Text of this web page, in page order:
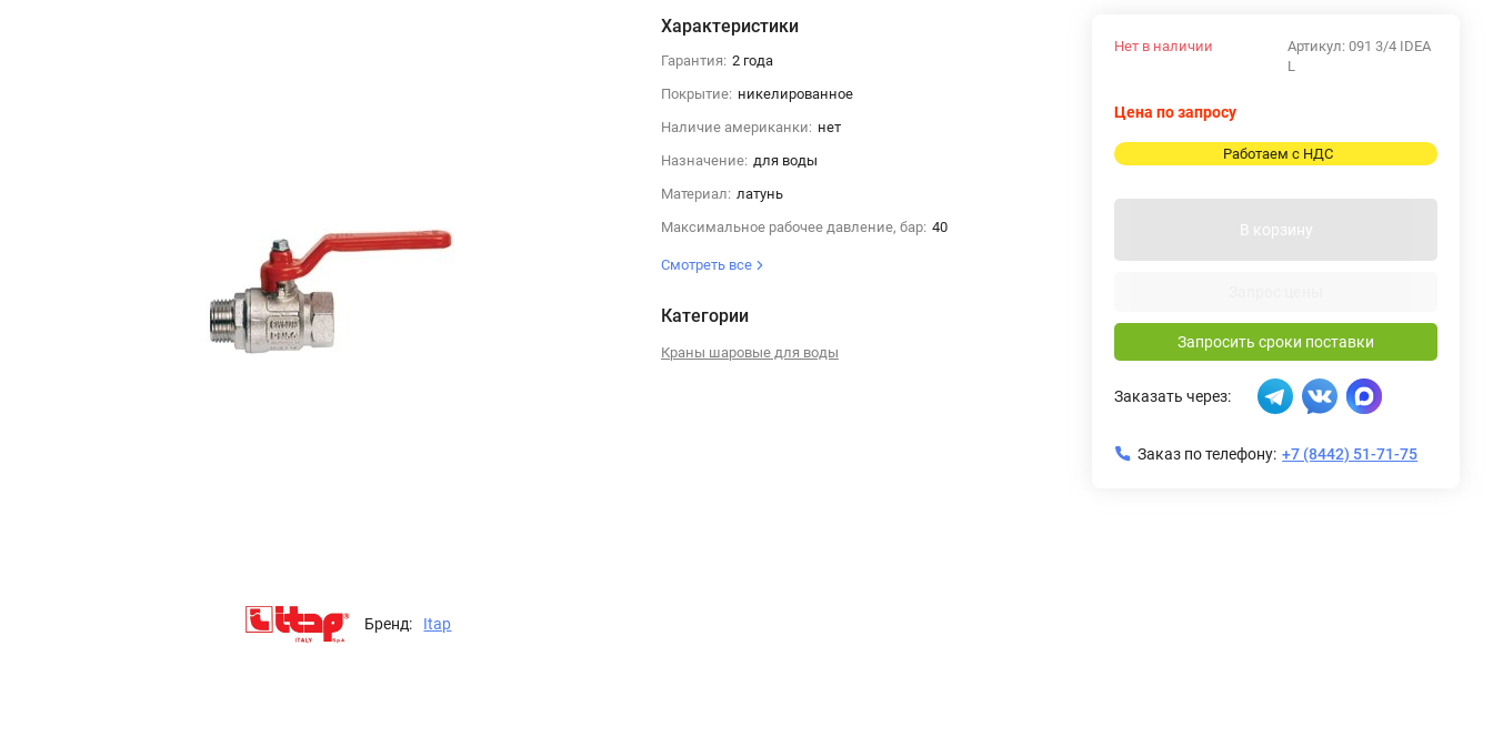
Бренд: Itap
Характеристики
Гарантия: 2 года
Покрытие: никелированное
Наличие американки: нет
Назначение: для воды
Материал: латунь
Максимальное рабочее давление, бар: 40
Смотреть все
Категории
Краны шаровые для воды
Артикул: 091 3/4 IDEA
L
Нет в наличии
Цена по запросу
Работаем с НДС
В корзину
Запросить сроки поставки
Заказать через:
Заказ по телефону: +7 (8442) 51-71-75